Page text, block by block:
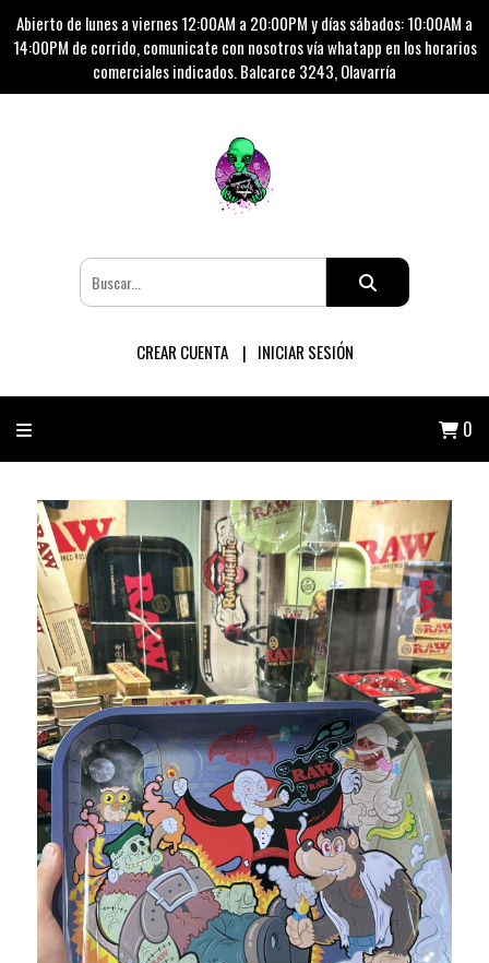
Abierto de lunes a viernes 12:00AM a 20:00PM y días sábados: 10:00AM a
14:00PM de corrido, comunicate con nosotros vía whatapp en los horarios
comerciales indicados. Balcarce 3243, Olavarría
CREAR CUENTA INICIAR SESIÓN
0